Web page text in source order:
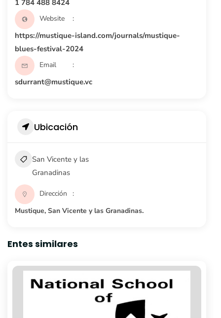
1 784 488 8424
Website
https://mustique-island.com/journals/mustique-
blues-festival-2024
Email
sdurrant@mustique.vc
Ubicación
San Vicente y las
Granadinas
Dirección
Mustique, San Vicente y las Granadinas.
Entes similares